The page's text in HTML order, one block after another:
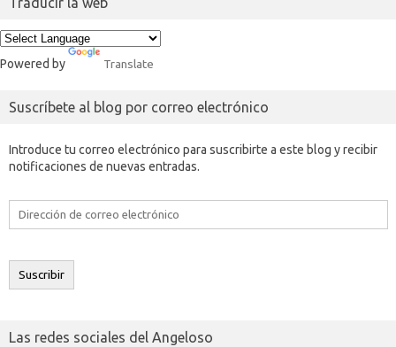
Powered by Translate
Suscríbete al blog por correo electrónico
Introduce tu correo electrónico para suscribirte a este blog y recibir
notificaciones de nuevas entradas.
Dirección
electrónico
Suscribir
Las redes sociales del Angeloso